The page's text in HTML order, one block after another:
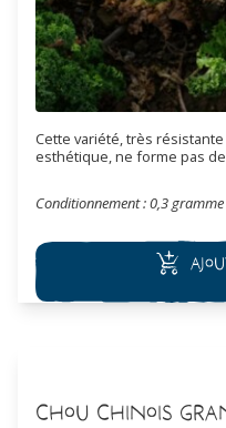
Cette variété, très
esthétique, ne forme pas
(vert-bleu) sont tendres et
des besoins en les coupant à
consomment au fur et à
partir du bas de la tige.
Conditionnement : 0,3 gramme
Chou Chinois